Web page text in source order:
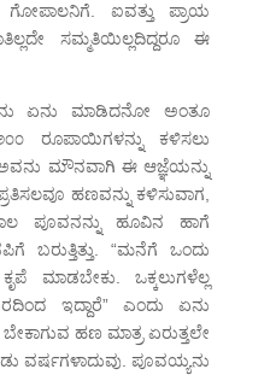
ಐವತ್ತು ಪ್ರಾಯ
ಸಮ್ಮತಿಯಿಲ್ಲದಿದ್ದರೂ ಈ
ಏನು ಮಾಡಿದನೋ ಅಂತೂ
ರೂಪಾಯಿಗಳನ್ನು ಕಳಿಸಲು
ಅವನು ಮೌನವಾಗಿ ಈ ಆಜ್ಞೆಯನ್ನು
ಹಣವನ್ನು ಕಳಿಸುವಾಗ,
ಪೂವನನ್ನು ಹೂವಿನ ಹಾಗೆ
ಬರುತ್ತಿತ್ತು. “ಮನೆಗೆ ಒಂದು
ಮಾಡಬೇಕು. ಒಕ್ಕಲುಗಳೆಲ್ಲ
ಇದ್ದಾರೆ” ಎಂದು ಏನು
ಹಣ ಮಾತ್ರ ಏರುತ್ತಲೇ
ವರ್ಷಗಳಾದುವು. ಪೂವಯ್ಯನು